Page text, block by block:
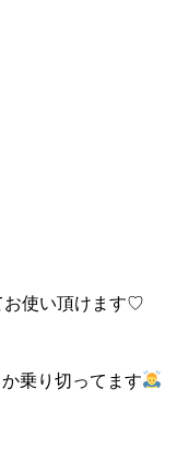
お使い頂けます♡
乗り切ってます